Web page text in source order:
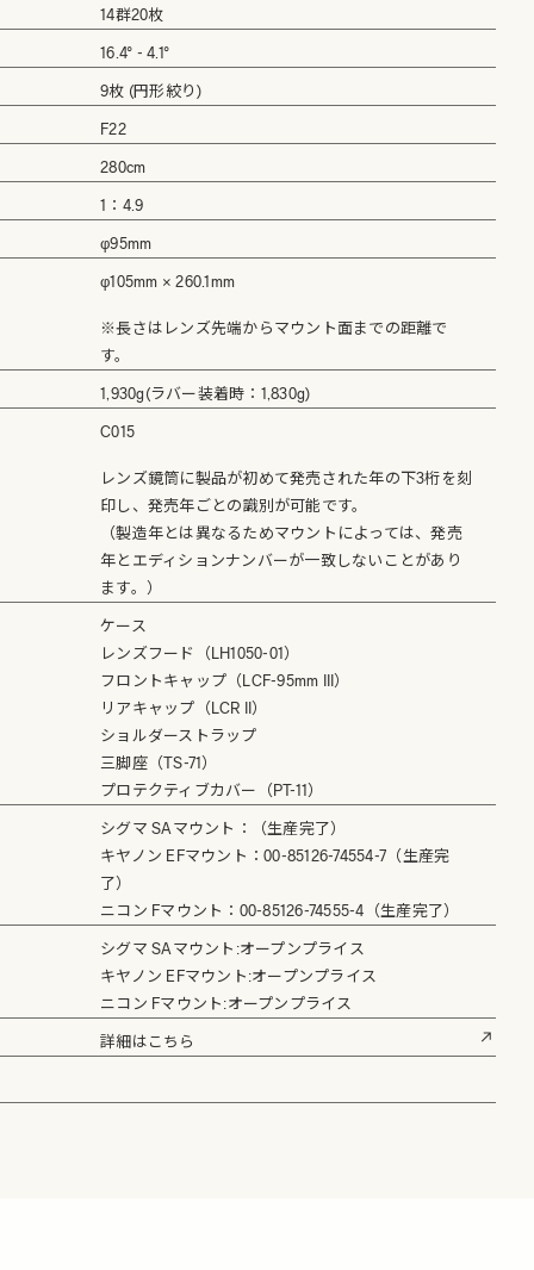
14群20枚
16.4° - 4.1°
9枚 (円形絞り)
F22
280cm
1：4.9
φ95mm
φ105mm × 260.1mm
※長さはレンズ先端からマウント面までの距離で
す。
1,930g(ラバー装着時：1,830g)
C015
レンズ鏡筒に製品が初めて発売された年の下3桁を刻
印し、発売年ごとの識別が可能です。
（製造年とは異なるためマウントによっては、発売
年とエディションナンバーが一致しないことがあり
ます。）
ケース
レンズフード（LH1050-01）
フロントキャップ（LCF-95mm III）
リアキャップ（LCR II）
ショルダーストラップ
三脚座（TS-71）
プロテクティブカバー（PT-11）
シグマ SAマウント：（生産完了）
キヤノン EFマウント：00-85126-74554-7（生産完
了）
ニコン Fマウント：00-85126-74555-4（生産完了）
シグマ SAマウント:オープンプライス
キヤノン EFマウント:オープンプライス
ニコン Fマウント:オープンプライス
詳細はこちら